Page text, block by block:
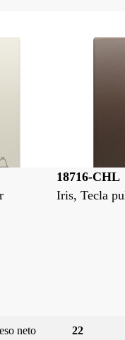
18716-L
Iris, Tecla
neto 22